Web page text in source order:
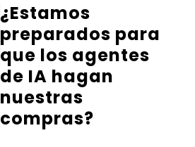
¿Estamos
preparados para
que los agentes
de IA hagan
nuestras
compras?